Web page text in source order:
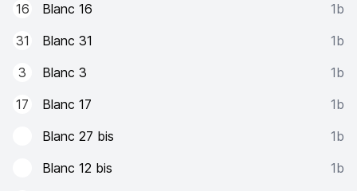
16
Blanc 16
1b
31
Blanc 31
1b
3
Blanc 3
1b
17
Blanc 17
1b
Blanc 27 bis
1b
Blanc 12 bis
1b